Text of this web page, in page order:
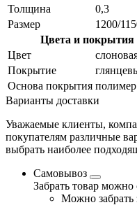
Толщина
0,3
Размер
1200/
Цвета и покрытия
Цвет
Покрытие
Основа покрытия полимер
Варианты доставки
Уважаемые клиенты,
покупателям различные
выбрать наиболее
Самовывоз
Забрать товар
Можно забрать